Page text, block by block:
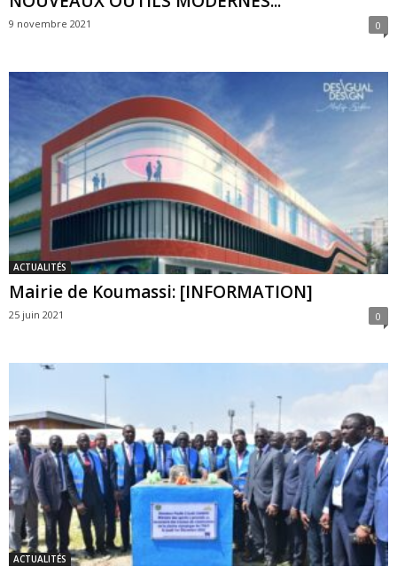
9 novembre 2021 0
ACTUALITÉS
Mairie de Koumassi: [INFORMATION]
25 juin 2021 0
ACTUALITÉS